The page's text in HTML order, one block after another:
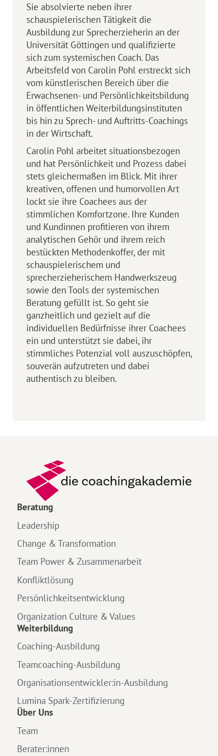
Sie absolvierte neben ihrer
schauspielerischen Tätigkeit die
Ausbildung zur Sprecherzieherin an der
Universität Göttingen und qualifizierte
sich zum systemischen Coach. Das
Arbeitsfeld von Carolin Pohl erstreckt sich
vom künstlerischen Bereich über die
Erwachsenen- und Persönlichkeitsbildung
in öffentlichen Weiterbildungsinstituten
bis hin zu Sprech- und Auftritts-Coachings
in der Wirtschaft.
Carolin Pohl arbeitet situationsbezogen
und hat Persönlichkeit und Prozess dabei
stets gleichermaßen im Blick. Mit ihrer
kreativen, offenen und humorvollen Art
lockt sie ihre Coachees aus der
stimmlichen Komfortzone. Ihre Kunden
und Kundinnen profitieren von ihrem
analytischen Gehör und ihrem reich
bestückten Methodenkoffer, der mit
schauspielerischem und
sprecherzieherischem Handwerkszeug
sowie den Tools der systemischen
Beratung gefüllt ist. So geht sie
ganzheitlich und gezielt auf die
individuellen Bedürfnisse ihrer Coachees
ein und unterstützt sie dabei, ihr
stimmliches Potenzial voll auszuschöpfen,
souverän aufzutreten und dabei
authentisch zu bleiben.
Beratung
Leadership
Change & Transformation
Team Power & Zusammenarbeit
Konfliktlösung
Persönlichkeitsentwicklung
Organization Culture & Values
Weiterbildung
Coaching-Ausbildung
Teamcoaching-Ausbildung
Organisationsentwickler:in-Ausbildung
Lumina Spark-Zertifizierung
Über Uns
Team
Berater:innen